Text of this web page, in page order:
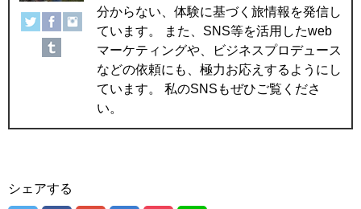
分からない、体験に基づく旅情報を発信し
ています。 また、SNS等を活用したweb
マーケティングや、ビジネスプロデュース
などの依頼にも、極力お応えするようにし
ています。 私のSNSもぜひご覧くださ
い。
シェアする